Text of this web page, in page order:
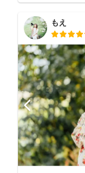
もえ